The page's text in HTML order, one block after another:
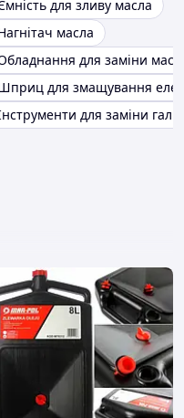
для зливу масла
масла
для заміни
для змащування
для заміни